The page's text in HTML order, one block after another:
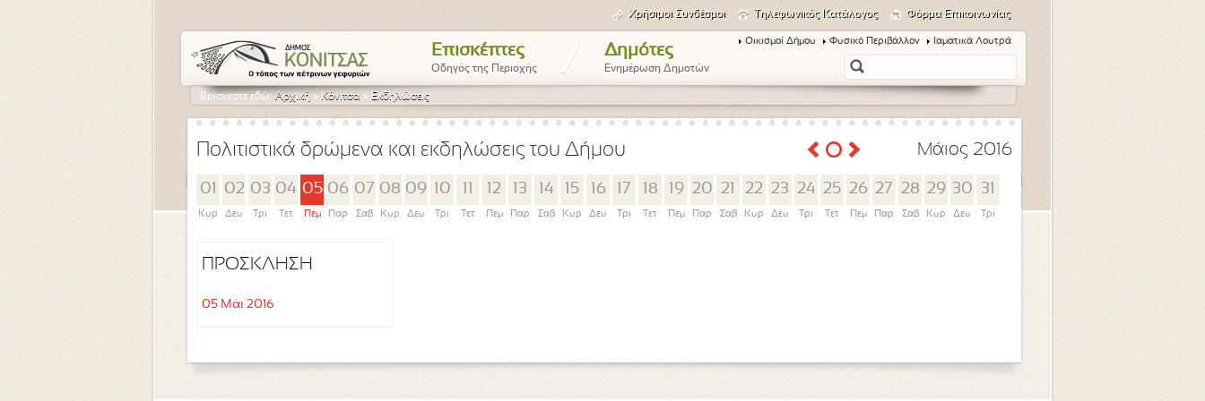
Χρήσιμοι Συνδέσμοι Τηλεφωνικός Κατάλογος Φόρμα Επικοινωνίας
Επισκέπτες
Οδηγός της Περιοχής / Δημότες
Ενημέρωση Δημοτών
Οικισμοί Δήμου Φυσικό Περιβάλλον Ιαματικά Λουτρά
Βρίσκεστε εδώ:Αρχική » Κόνιτσα » Εκδηλώσεις
Πολιτιστικά δρώμενα και εκδηλώσεις του Δήμου Μάιος 2016
01
Κυρ
02
Δευ
03
Τρι
04
Τετ
05
Πεμ
06
Παρ
07
Σαβ
08
Κυρ
09
Δευ
10
Τρι Τετ
12
Πεμ
13
Παρ
14
Σαβ
15
Κυρ
16
Δευ
17
Τρι
18
Τετ
19
Πεμ
20
Παρ
21
Σαβ
22
Κυρ
23
Δευ
24
Τρι
25
Τετ
26
Πεμ
27
Παρ
28
Σαβ
29
Κυρ
30
Δευ
31
Τρι
ΠΡΟΣΚΛΗΣΗ
05 Μάι 2016